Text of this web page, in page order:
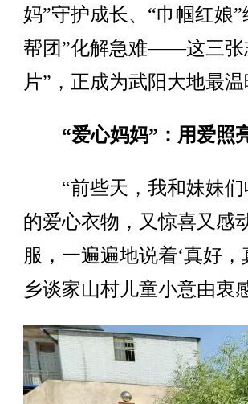
妈”守护成长、“巾帼红娘
帮团”化解急难——这三张
片”，正成为武阳大地最温
“爱心妈妈”：用爱照
“前些天，我和妹妹们
的爱心衣物，又惊喜又感
服，一遍遍地说着‘真好，
乡谈家山村儿童小意由衷